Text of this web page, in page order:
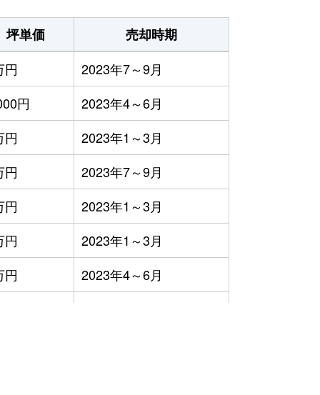
坪単価
売却時期
円
2023年7～9月
円
2023年4～6月
円
2023年1～3月
円
2023年7～9月
円
2023年1～3月
円
2023年1～3月
円
2023年4～6月